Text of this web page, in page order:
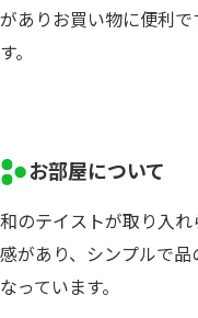
がありお買い物に便利
す。
お部屋について
和のテイストが取り入
感があり、シンプルで
なっています。